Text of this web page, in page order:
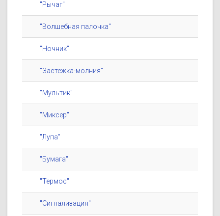
"Рычаг"
"Волшебная палочка"
"Ночник"
"Застёжка-молния"
"Мультик"
"Миксер"
"Лупа"
"Бумага"
"Термос"
"Сигнализация"